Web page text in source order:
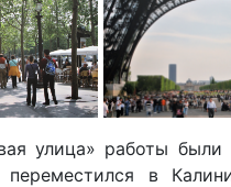
улица» работы
в